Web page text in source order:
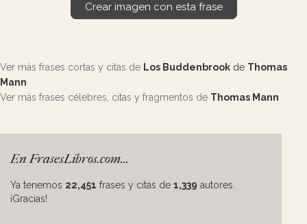
Crear imagen con esta frase
Ver más frases cortas y citas de Los Buddenbrook de Thomas
Mann
Ver más frases célebres, citas y fragmentos de Thomas Mann
En FrasesLibros.com...
Ya tenemos 22,451 frases y citas de 1,339 autores.
¡Gracias!